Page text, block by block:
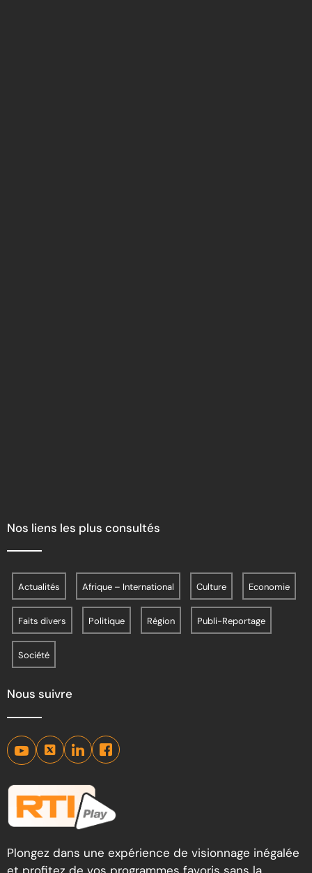
Nos liens les plus consultés
Actualités Afrique – International Culture Economie
Faits divers Politique Région Publi-Reportage
Société
Nous suivre
Plongez dans une expérience de visionnage inégalée